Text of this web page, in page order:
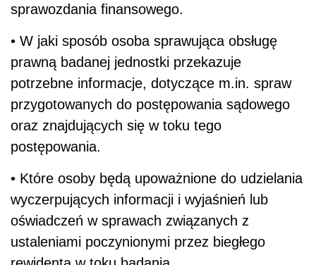
sprawozdania finansowego.
• W jaki sposób osoba sprawująca obsługę
prawną badanej jednostki przekazuje
potrzebne informacje, dotyczące m.in. spraw
przygotowanych do postępowania sądowego
oraz znajdujących się w toku tego
postępowania.
• Które osoby będą upoważnione do udzielania
wyczerpujących informacji i wyjaśnień lub
oświadczeń w sprawach związanych z
ustaleniami poczynionymi przez biegłego